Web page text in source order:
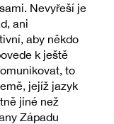
Nevyřeší je
ani
aby někdo
k ještě
to
jejíž jazyk
jiné než
Západu